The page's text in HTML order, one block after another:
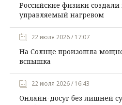
Российские физики создали
управляемый нагревом
22 июля 2026 / 17:07
На Солнце произошла
вспышка
22 июля 2026 / 16:43
Онлайн-досуг без лишней